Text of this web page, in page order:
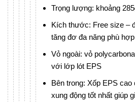
Trọng lượng: khoảng
Kích thước: Free size –
tăng đơ đa năng phù
Vỏ ngoài: vỏ
với lớp lót EPS
Bên trong: Xốp EPS cao
xung động tốt nhất giúp